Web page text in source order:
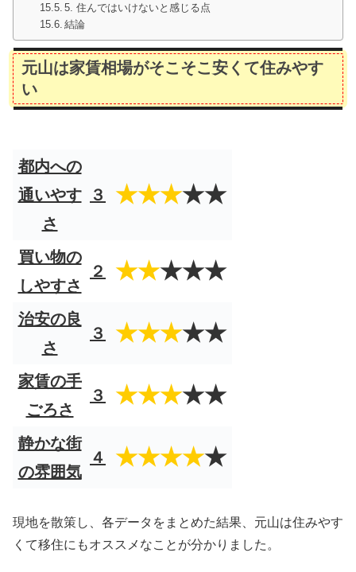
5. 住んではいけないと感じる点
結論
元山は家賃相場がそこそこ安くて住みやす
い
都内への
通いやす
さ
３ ★★★★★
買い物の
しやすさ
２ ★★★★★
治安の良
さ
３ ★★★★★
家賃の手
ごろさ
３ ★★★★★
静かな街
の雰囲気
４ ★★★★★
現地を散策し、各データをまとめた結果、元山は住みやす
くて移住にもオススメなことが分かりました。